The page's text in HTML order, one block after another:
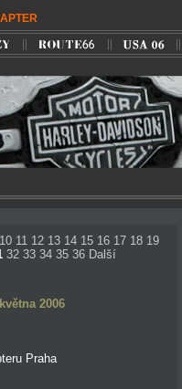
10 11 12 13 14 15 16 17 18 19
32 33 34 35 36 Další
2006
Praha